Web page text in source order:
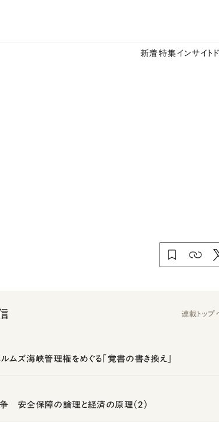
新着特集 インサイト
連載トップ
ムズ海峡管理権をめぐる「覚書の書き換え」
安全保障の論理と経済の原理（2）